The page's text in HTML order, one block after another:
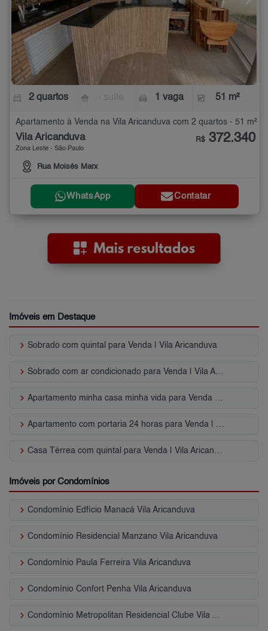
2 quartos 1 vaga 51 m²
Apartamento à Venda na Vila Aricanduva com 2 quartos - 51 m²
Vila Aricanduva
Zona Leste - São Paulo
Rua Moisés Marx
R$ 372.340
WhatsApp Contatar
Imóveis em Destaque
keyboard_arrow_right Sobrado com quintal para Venda | Vila Aricanduva
keyboard_arrow_right
keyboard_arrow_right
keyboard_arrow_right
keyboard_arrow_right
Imóveis por Condomínios
keyboard_arrow_right Condomínio Edfício Manacá Vila Aricanduva
keyboard_arrow_right Condomínio Residencial Manzano Vila Aricanduva
keyboard_arrow_right Condomínio Paula Ferreira Vila Aricanduva
keyboard_arrow_right Condomínio Confort Penha Vila Aricanduva
keyboard_arrow_right